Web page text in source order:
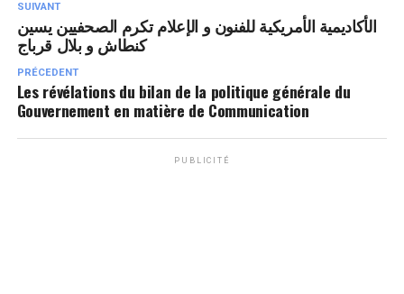
SUIVANT
الأكاديمية الأمريكية للفنون و الإعلام تكرم الصحفيين يسين
كنطاش و بلال قرباج
PRÉCEDENT
Les révélations du bilan de la politique générale du
Gouvernement en matière de Communication
PUBLICITÉ